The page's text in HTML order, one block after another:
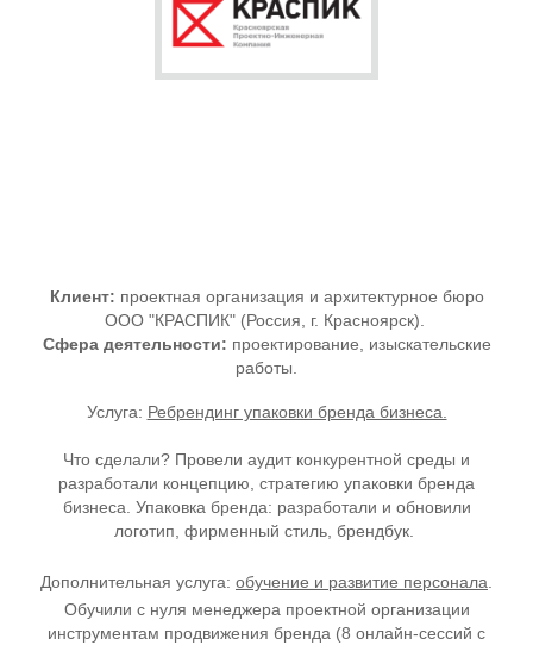
Клиент: проектная организация и архитектурное бюро
ООО "КРАСПИК" (Россия, г. Красноярск).
Сфера деятельности: проектирование, изыскательские
работы.
Услуга: Ребрендинг упаковки бренда бизнеса.
Что сделали? Провели аудит конкурентной среды и
разработали концепцию, стратегию упаковки бренда
бизнеса. Упаковка бренда: разработали и обновили
логотип, фирменный стиль, брендбук.
Дополнительная услуга: обучение и развитие персонала.
Обучили с нуля менеджера проектной организации
инструментам продвижения бренда (8 онлайн-сессий с